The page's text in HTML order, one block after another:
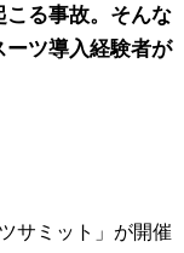
る事故。そんな
ーツ導入経験者が
サミット」が開催